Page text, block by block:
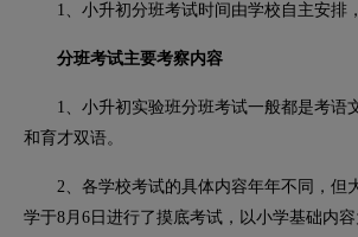
1、小升初分班考试时间由学校自主安排
分班考试主要考察内容
1、小升初实验班分班考试一般都是考语
和育才双语。
2、各学校考试的具体内容年年不同，但
学于8月6日进行了摸底考试，以小学基础内